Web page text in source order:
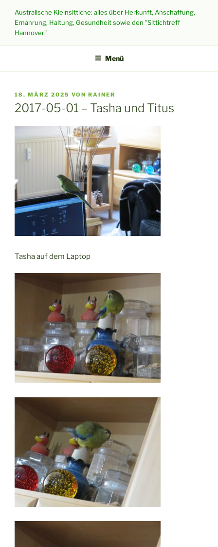
Inhalt
springen
Australische Kleinsittiche: alles über Herkunft, Anschaffung,
Ernährung, Haltung, Gesundheit sowie den "Sittichtreff
Hannover"
Menü
VERÖFFENTLICHT
AM
18. MÄRZ 2025 VON RAINER
2017-05-01 – Tasha und Titus
Tasha auf dem Laptop